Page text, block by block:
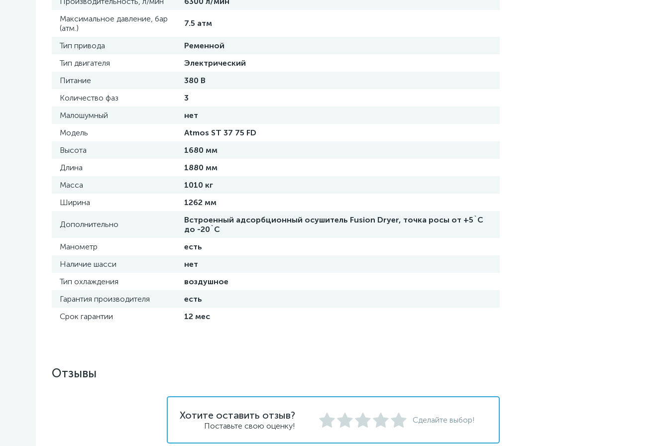
Максимальное давление, бар
(атм.)
7.5 атм
Тип привода
Ременной
Тип двигателя
Электрический
Питание
380 В
Количество фаз
3
Малошумный
нет
Модель
Atmos ST 37 75 FD
Высота
1680 мм
Длина
1880 мм
Масса
1010 кг
Ширина
1262 мм
Дополнительно
Встроенный адсорбционный осушитель Fusion Dryer, точка росы от +5`C
до -20`C
Манометр
есть
Наличие шасси
нет
Тип охлаждения
воздушное
Гарантия производителя
есть
Срок гарантии
12 мес
Отзывы
Хотите оставить отзыв?
Поставьте свою оценку!
Сделайте выбор!